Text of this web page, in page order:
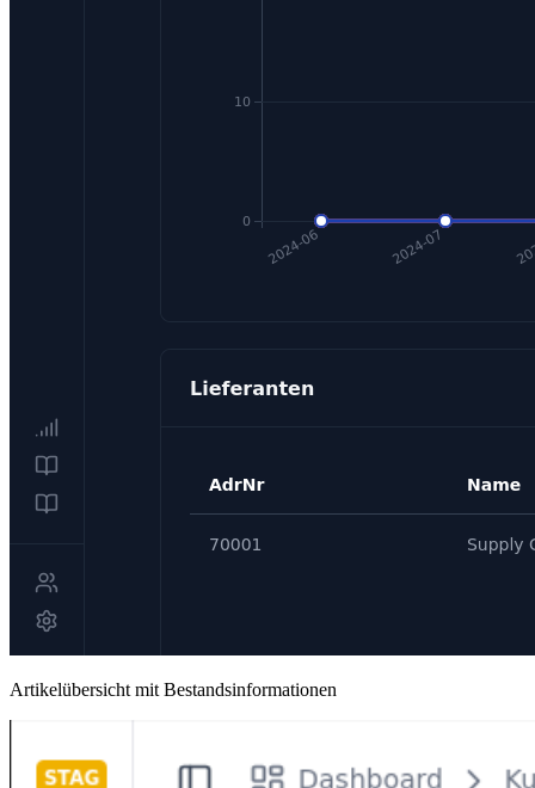
Artikelübersicht mit Bestandsinformationen